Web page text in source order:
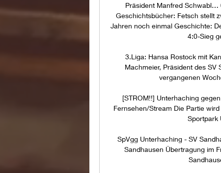
Präsident Manfred Schwabl…
Geschichtsbücher: Fetsch stellt
Jahren noch einmal Geschichte:
4:0-Sieg
3.Liga: Hansa Rostock mit
Machmeier, Präsident des
vergangenen
[STROM!!] Unterhaching
Fernsehen/Stream Die Partie
Sportpark
SpVgg Unterhaching - SV
Sandhausen Übertragung im